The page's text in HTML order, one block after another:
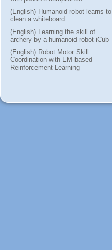
(English) Humanoid robot learns to
clean a whiteboard
(English) Learning the skill of
archery by a humanoid robot iCub
(English) Robot Motor Skill
Coordination with EM-based
Reinforcement Learning